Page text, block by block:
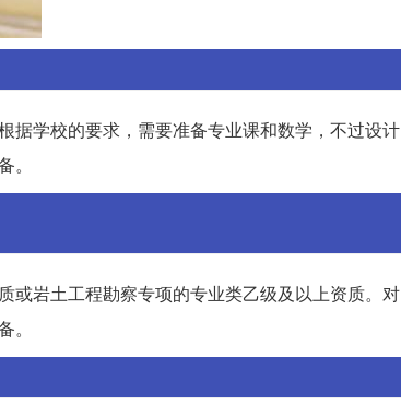
据学校的要求，需要准备专业课和数学，不过设计
或岩土工程勘察专项的专业类乙级及以上资质。对